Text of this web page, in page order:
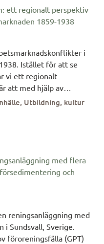
med olika typer av
data från kyrkoregister
födelse- och
död- och
dessa olika källor har
Dessutom har
individer
ett regionalt perspektiv
1859-1938
i
Istället för att se
vi ett regionalt
att med hjälp av
regionala
av skiftande
förutsättningar.
delar. I den
konsekvenser, med
uppkomst. I
mot spatiala
relaterad
ekonomiska
närhet till
Utbildning, kultur
med flera
och
reningsanläggning med
i Sundsvall, Sverige.
föroreningsfälla (GPT)